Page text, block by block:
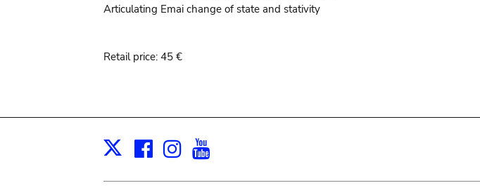
Articulating Emai change of state and stativity
Retail price: 45 €
X Facebook
Instagram